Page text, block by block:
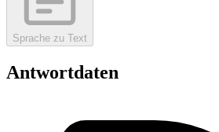
Sprache zu Text
Antwortdaten